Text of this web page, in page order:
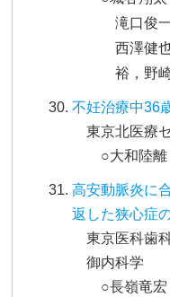
滝口俊
西澤健
裕，野
不妊治療中36
東京北医療
○大和陸
高安動脈炎に
返した狭心症
東京医科歯
御内科学
○長嶺竜宏